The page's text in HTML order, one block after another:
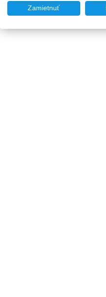
Zamietnuť